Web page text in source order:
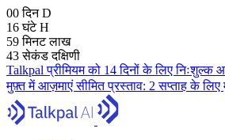
00 दिनD
16 घंटेH
59 मिनटलाख
42 सेकंडदक्षिणी
Talkpal प्रीमियम को 14 दिनों के लिए निःशुल्क
मुफ़्त में आज़माएंसीमित प्रस्ताव: 2 सप्ताह के